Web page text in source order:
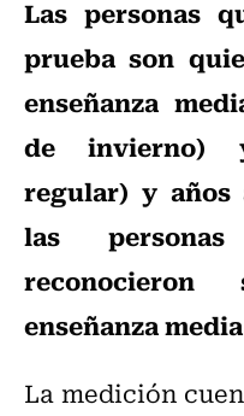
Las personas
prueba son
enseñanza
de invierno)
regular) y años
las
enseñanza
La medición